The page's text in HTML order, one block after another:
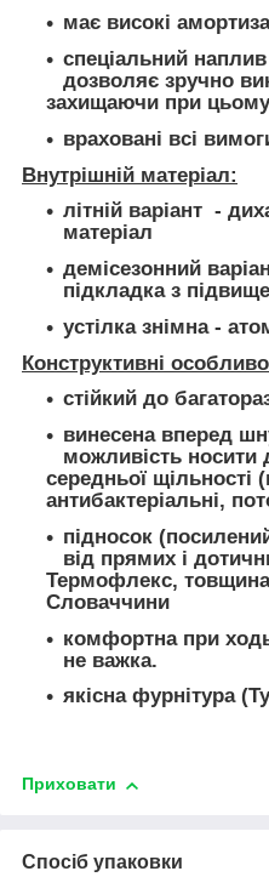
має високі
спеціальний
дозволяє зручно
захищаючи при цьому
враховані всі
Внутрішній матеріал:
літній варіант -
матеріал
демісезонний
підкладка з
устілка знімна -
Конструктивні
стійкий до
винесена вперед
можливість носити
середньої щільності
антибактеріальні,
підносок
від прямих і
Термофлекс,
Словаччини
комфортна при
не важка.
якісна фурнітура
Приховати
Спосіб упаковки